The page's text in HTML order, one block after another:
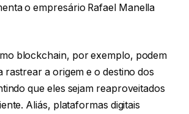
o empresário Rafael Manella
blockchain, por exemplo, podem
rastrear a origem e o destino dos
que eles sejam reaproveitados
Aliás, plataformas digitais